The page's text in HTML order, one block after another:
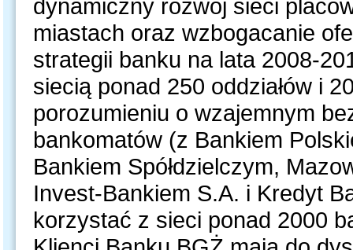
dynamiczny rozwój sieci
miastach oraz wzbogacanie
strategii banku na lata 2008-
siecią ponad 250 oddziałów i
porozumieniu o wzajemnym
bankomatów (z Bankiem
Bankiem Spółdzielczym,
Invest-Bankiem S.A. i Kredyt
korzystać z sieci ponad 2000